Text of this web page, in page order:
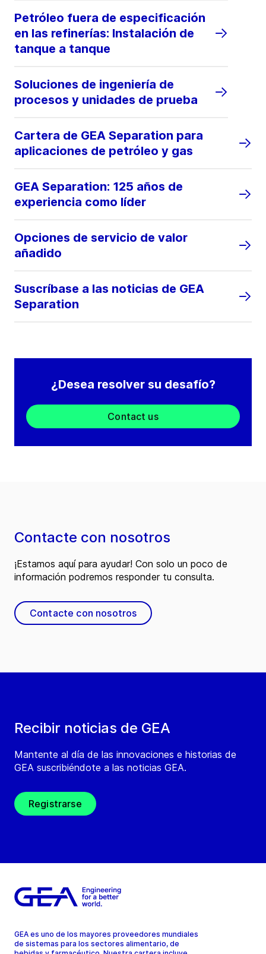
Petróleo fuera de especificación
en las refinerías: Instalación de
tanque a tanque
Soluciones de ingeniería de
procesos y unidades de prueba
Cartera de GEA Separation para
aplicaciones de petróleo y gas
GEA Separation: 125 años de
experiencia como líder
Opciones de servicio de valor
añadido
Suscríbase a las noticias de GEA
Separation
¿Desea resolver su desafío?
Contact us
Recibir noticias de GEA
Mantente al día de las innovaciones e historias de
GEA suscribiéndote a las noticias GEA.
Registrarse
Contacte con nosotros
¡Estamos aquí para ayudar! Con solo un poco de
información podremos responder tu consulta.
Contacte con nosotros
GEA es uno de los mayores proveedores mundiales
de sistemas para los sectores alimentario, de